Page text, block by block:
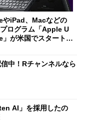
やiPad、Macなどの
プログラム「Apple U
が米国でスタート／
...中！Rチャンネルなら
AI」を採用したの